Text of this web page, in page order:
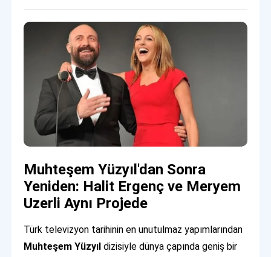
Muhteşem Yüzyıl'dan Sonra
Yeniden: Halit Ergenç ve Meryem
Uzerli Aynı Projede
Türk televizyon tarihinin en unutulmaz yapımlarından
Muhteşem Yüzyıl dizisiyle dünya çapında geniş bir